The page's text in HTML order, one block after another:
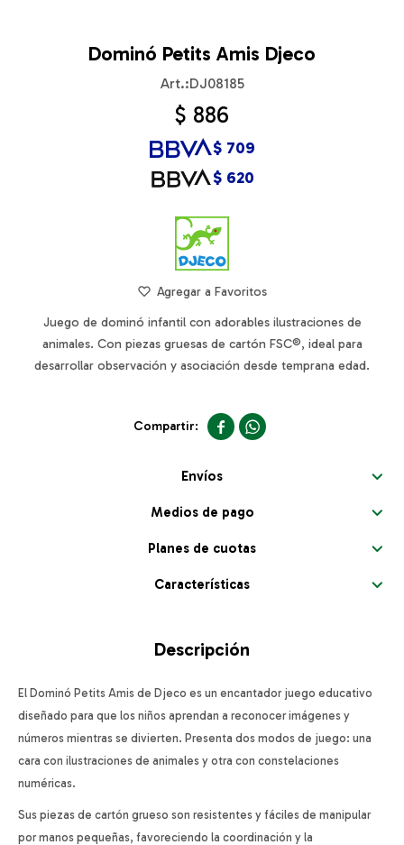
Dominó Petits Amis Djeco
DJ08185
$ 886
$ 620
$ 709
Juego de dominó infantil con adorables ilustraciones de
animales. Con piezas gruesas de cartón FSC®, ideal para
desarrollar observación y asociación desde temprana edad.
 
Envíos
Medios de pago
Planes de cuotas
Características
Descripción
El Dominó Petits Amis de Djeco es un encantador juego educativo
diseñado para que los niños aprendan a reconocer imágenes y
números mientras se divierten. Presenta dos modos de juego: una
cara con ilustraciones de animales y otra con constelaciones
numéricas.
Sus piezas de cartón grueso son resistentes y fáciles de manipular
por manos pequeñas, favoreciendo la coordinación y la